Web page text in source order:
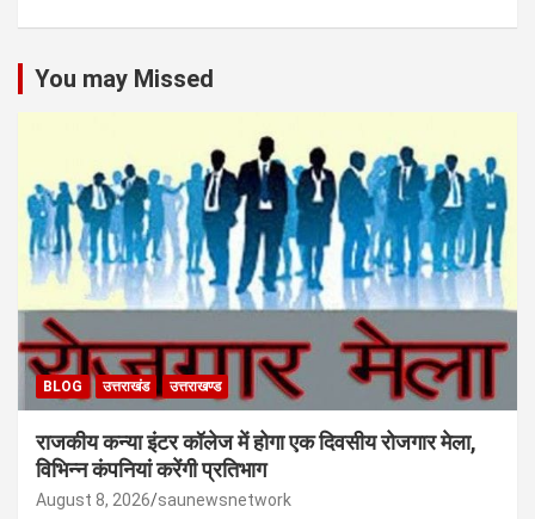
You may Missed
BLOG उत्तराखंड उत्तराखण्ड
राजकीय कन्या इंटर कॉलेज में होगा एक दिवसीय रोजगार मेला,
विभिन्न कंपनियां करेंगी प्रतिभाग
August 8, 2026 saunewsnetwork